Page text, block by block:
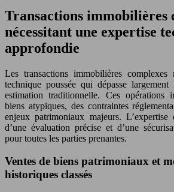
Transactions immobilières
nécessitant une expertise
approfondie
Les transactions immobilières complexes
technique poussée qui dépasse largement
estimation traditionnelle. Ces opérations
biens atypiques, des contraintes
enjeux patrimoniaux majeurs.
d’une évaluation précise et d’une
pour toutes les parties prenantes.
Ventes de biens patrimoniaux et
historiques classés